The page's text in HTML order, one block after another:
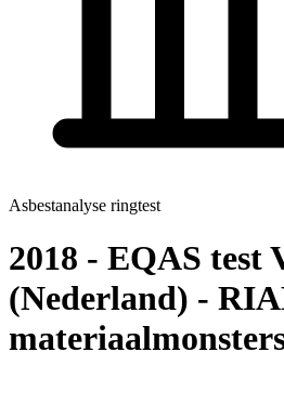
Asbestanalyse ringtest
2018 - EQAS test
(Nederland) -